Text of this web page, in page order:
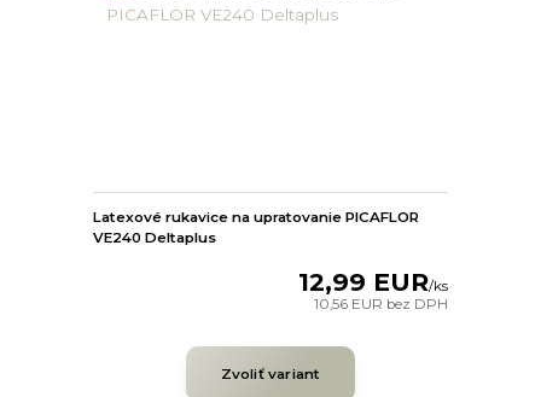
Latexové rukavice na upratovanie PICAFLOR
VE240 Deltaplus
12,99 EUR/ks
10,56 EUR bez DPH
Zvoliť variant